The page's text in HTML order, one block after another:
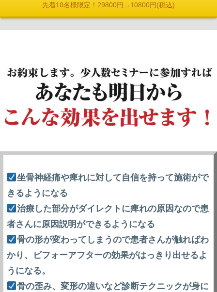
先着10名様限定！29800円→10800円(税込)
坐骨神経痛や痺れに対して自信を持って施術がで
きるようになる
治療した部分がダイレクトに痺れの原因なので患
者さんに原因説明ができるようになる
骨の形が変わってしまうので患者さんが触ればわ
かり、ビフォーアフターの効果がはっきり出せるよ
うになる。
骨の歪み、変形の違いなど診断テクニックが身に